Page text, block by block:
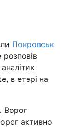
Покровськ
в етері на
Ворог
активно